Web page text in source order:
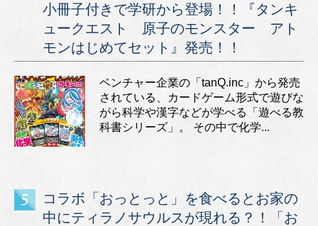
小冊子付きで学研から登場！！『タンキ
ュークエスト 原子のモンスター アト
モンはじめてセット』発売！！
ベンチャー企業の「tanQ.inc」から発売
されている、カードゲーム形式で遊びな
がら科学や漢字などが学べる「遊べる教
科書シリーズ」。 その中で化学...
コラボ「おっとっと」を食べるとお家の
中にティラノサウルスが現れる？！「お